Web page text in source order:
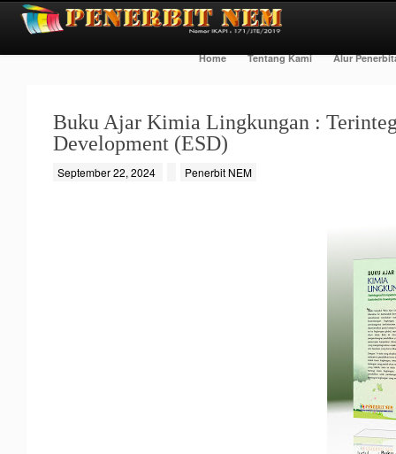
Home Tentang Kami Alur
Buku Ajar Kimia Lingkungan :
Development (ESD)
September 22, 2024 Penerbit NEM